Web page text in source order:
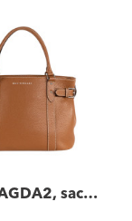
Edda MAGDA2, sac cabas cuir